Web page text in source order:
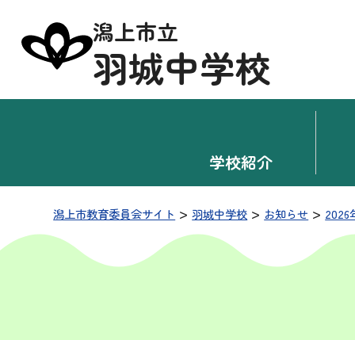
潟上市立
羽城中学校
学校紹介
潟上市教育委員会サイト >羽城中学校 > お知らせ > 2026